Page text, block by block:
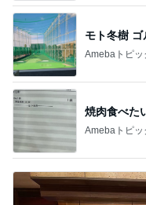
モト冬樹
Amebaトピッ
焼肉食べた
Amebaトピッ